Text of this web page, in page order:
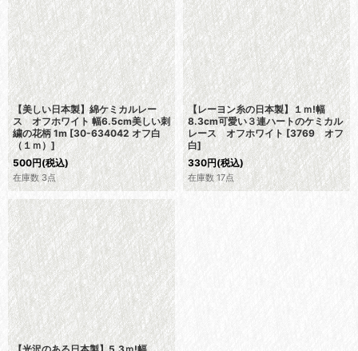
【美しい日本製】綿ケミカルレー
ス オフホワイト 幅6.5cm美しい刺
繍の花柄 1m [30-634042 オフ白
（１ｍ）]
500円(税込)
在庫数 3点
【レーヨン糸の日本製】１ｍ!幅
8.3cm可愛い３連ハートのケミカル
レース オフホワイト [3769 オフ
白]
330円(税込)
在庫数 17点